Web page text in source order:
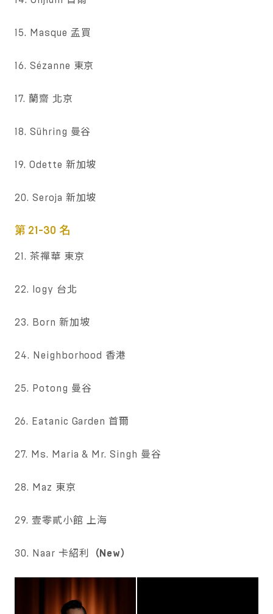
15. Masque 孟買
16. Sézanne 東京
17. 蘭齋 北京
18. Sühring 曼谷
19. Odette 新加坡
20. Seroja 新加坡
第 21-30 名
21. 茶禪華 東京
22. logy 台北
23. Born 新加坡
24. Neighborhood 香港
25. Potong 曼谷
26. Eatanic Garden 首爾
27. Ms. Maria & Mr. Singh 曼谷
28. Maz 東京
29. 壹零貳小館 上海
30. Naar 卡紹利 （New）